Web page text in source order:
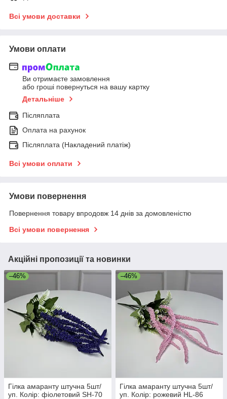
Всі умови доставки
Умови оплати
Ви отримаєте замовлення
або гроші повернуться на вашу картку
Детальніше
Післяплата
Оплата на рахунок
Післяплата (Накладений платіж)
Всі умови оплати
Умови повернення
Повернення товару впродовж 14 днів за домовленістю
Всі умови повернення
Акційні пропозиції та новинки
–46%
Гілка амаранту штучна 5шт/
уп. Колір: фіолетовий SH-70
–46%
Гілка амаранту штучна 5шт/
уп. Колір: рожевий HL-86